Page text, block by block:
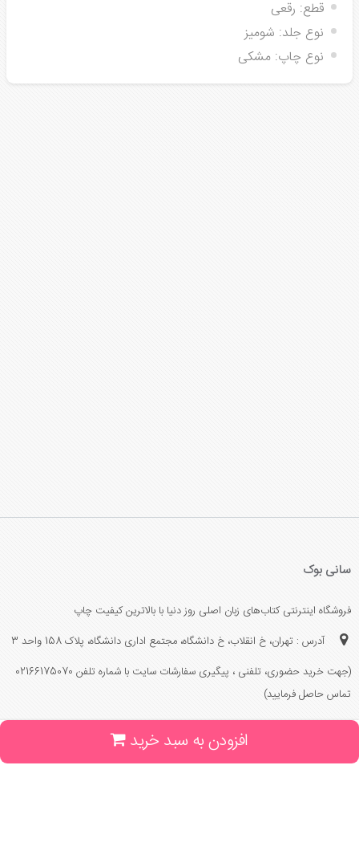
قطع: رقعی
نوع جلد: شومیز
نوع چاپ: مشکی
افزودن به سبد خرید
سانی بوک
فروشگاه اینترنتی کتاب‌های زبان اصلی روز دنیا با بالاترین کیفیت چاپ
آدرس : تهران، خ انقلاب، خ دانشگاه، مجتمع اداری دانشگاه، پلاک 158 واحد 3
(جهت خرید حضوری، تلفنی ، پیگیری سفارشات سایت با شماره تلفن 02166175070
تماس حاصل فرمایید)
راهنما و خدمات